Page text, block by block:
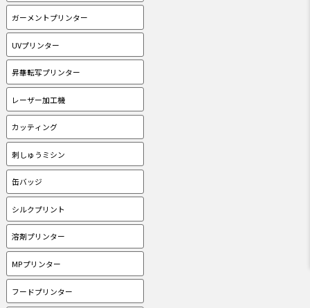
ガーメントプリンター
UVプリンター
昇華転写プリンター
レーザー加工機
カッティング
刺しゅうミシン
缶バッジ
シルクプリント
溶剤プリンター
MPプリンター
フードプリンター